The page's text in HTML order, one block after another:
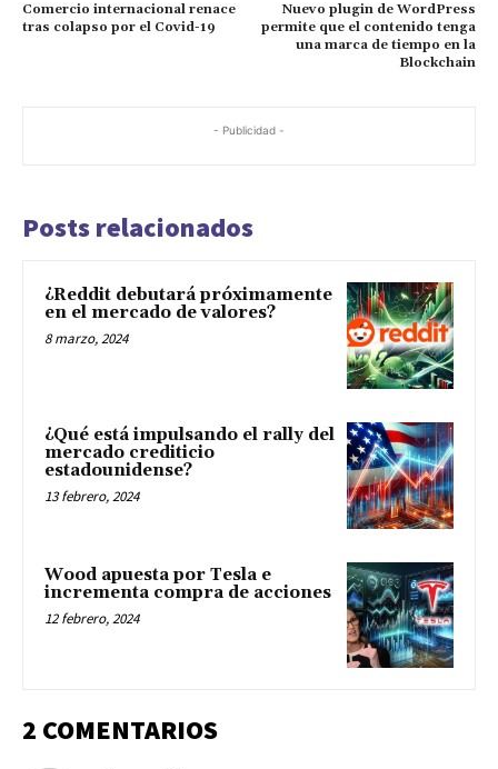
Comercio internacional renace
tras colapso por el Covid-19
Nuevo plugin de WordPress
permite que el contenido tenga
una marca de tiempo en la
Blockchain
- Publicidad -
Posts relacionados
¿Reddit debutará próximamente
en el mercado de valores?
8 marzo, 2024
¿Qué está impulsando el rally del
mercado crediticio
estadounidense?
13 febrero, 2024
Wood apuesta por Tesla e
incrementa compra de acciones
12 febrero, 2024
2 COMENTARIOS